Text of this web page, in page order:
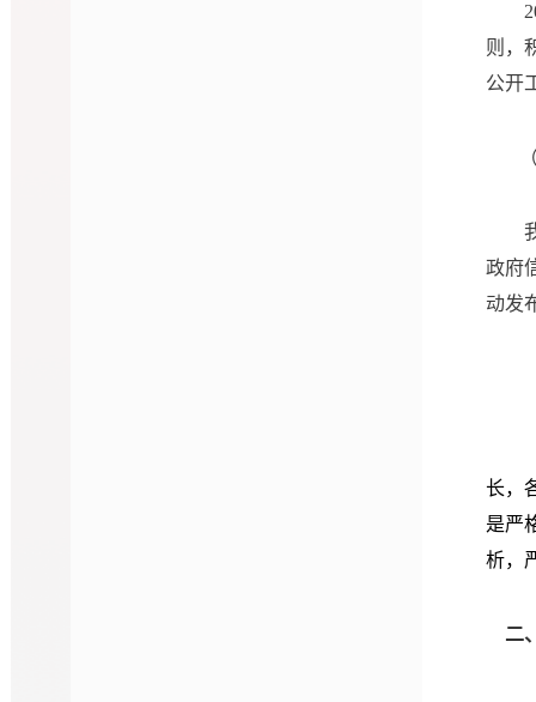
则，
公开
政府
动发
长，
是严
析，
二